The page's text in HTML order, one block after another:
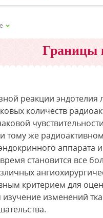
Границы
реакции
количеств
тому же
аппарата
становится все
критерием для
изменений